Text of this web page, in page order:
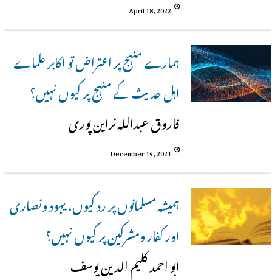
April 18, 2022
ہمارے منہج پر اعتراض تو اکابر علماے
اہل حدیث کے منہج پر کیوں نہیں؟
فاروق عبداللہ نراین پوری
December 19, 2021
ہمیشہ مسلمانوں پر رد کیوں، یہود ونصاری
اور کفار ومشرکین پر کیوں نہیں؟
ابو احمد کلیم الدین یوسف